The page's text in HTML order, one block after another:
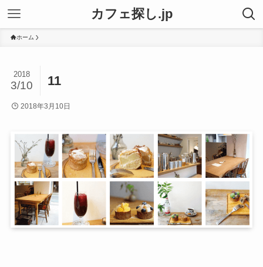
カフェ探し.jp
ホーム
11
2018
3/10
2018年3月10日